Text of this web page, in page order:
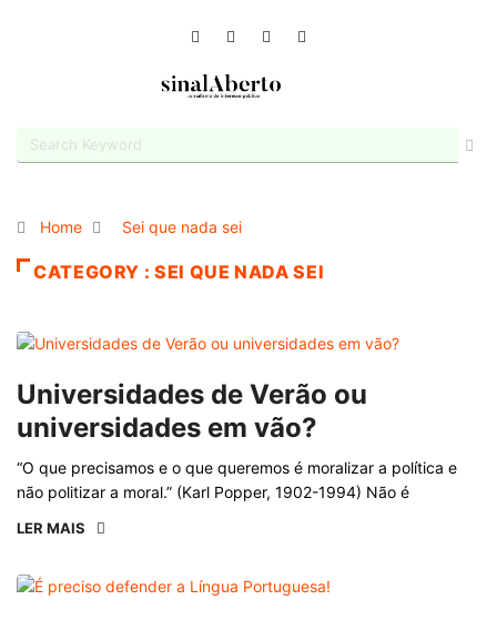
Home Sei que nada sei
CATEGORY : SEI QUE NADA SEI
Universidades de Verão ou
universidades em vão?
“O que precisamos e o que queremos é moralizar a política e
não politizar a moral.” (Karl Popper, 1902-1994) Não é
LER MAIS